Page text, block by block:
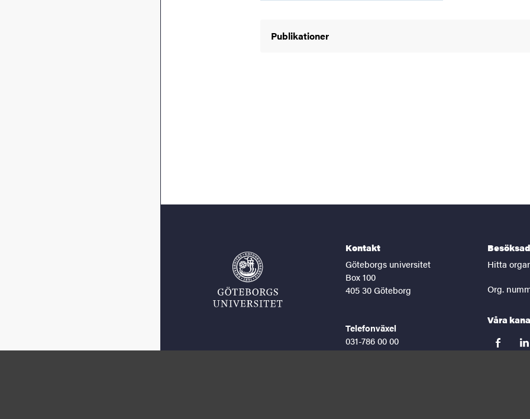
Publikationer
Kontakt
Göteborgs universitet
Box 100
405 30 Göteborg
Telefonväxel
031-786 00 00
Helgfria vardagar 8-16
Hitta
Org.
Våra
facebook